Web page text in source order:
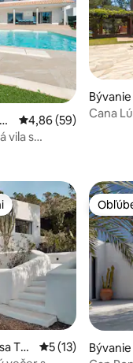
Priemerné
4,86 (59)
vila s
e sa
Cana
Tal
Priemerné
5 (13)